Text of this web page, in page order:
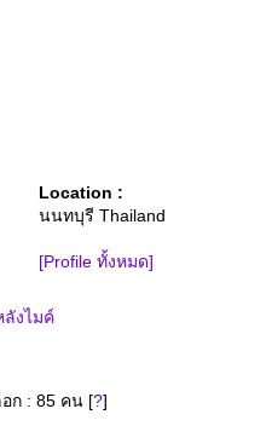
Location :
นนทบุรี Thailand
[Profile ทั้งหมด]
ลังไมค์
ก : 85 คน [?]